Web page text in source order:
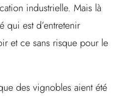
industrielle. Mais là
qui est d’entretenir
et ce sans risque pour le
des vignobles aient été